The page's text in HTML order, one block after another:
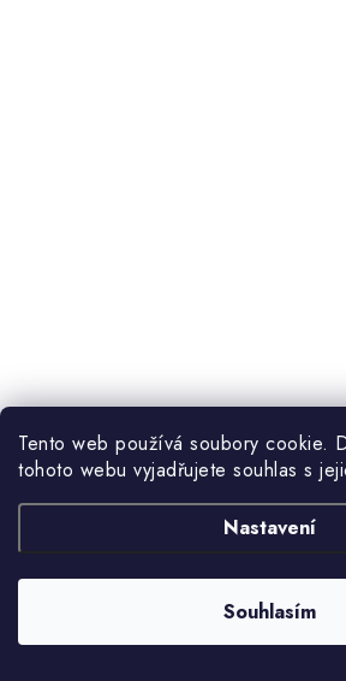
Tento web používá soubory cookie.
tohoto webu vyjadřujete souhlas s
Nastavení
Souhlasím